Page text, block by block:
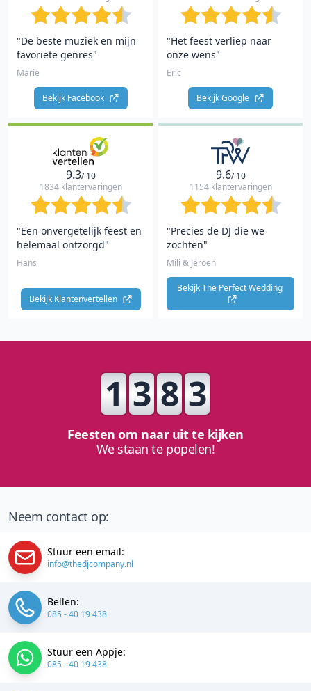
"De beste muziek en mijn
favoriete genres"
Marie
Bekijk Facebook
"Het feest verliep naar
onze wens"
Eric
Bekijk Google
9.3/ 10
1834 klantervaringen
"Een onvergetelijk feest en
helemaal ontzorgd"
Hans
Bekijk Klantenvertellen
9.6/ 10
1154 klantervaringen
"Precies de DJ die we
zochten"
Mili & Jeroen
Bekijk The Perfect Wedding
1 3 8 3
Feesten om naar uit te kijken
We staan te popelen!
Neem contact op:
Stuur een email:
info@thedjcompany.nl
Bellen:
085 - 40 19 438
Stuur een Appje:
085 - 40 19 438